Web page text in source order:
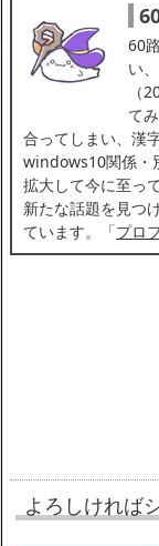
60
い
（
て
合ってしまい、漢
windows10関係・
拡大して今に至っ
新たな話題を見つ
ています。「プロ
よろしければ